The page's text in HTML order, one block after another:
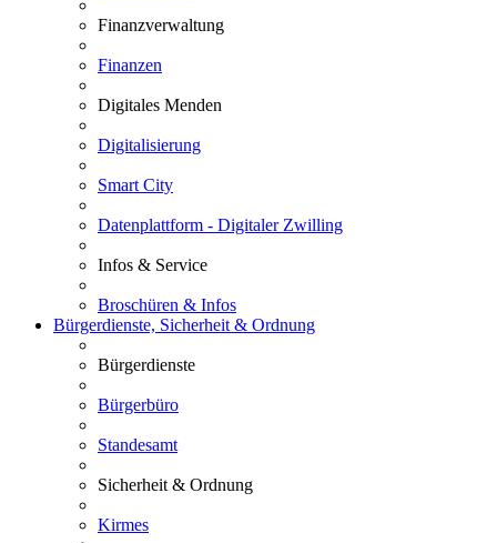
Finanzverwaltung
Finanzen
Digitales Menden
Digitalisierung
Smart City
Datenplattform - Digitaler Zwilling
Infos & Service
Broschüren & Infos
Bürgerdienste, Sicherheit & Ordnung
Bürgerdienste
Bürgerbüro
Standesamt
Sicherheit & Ordnung
Kirmes